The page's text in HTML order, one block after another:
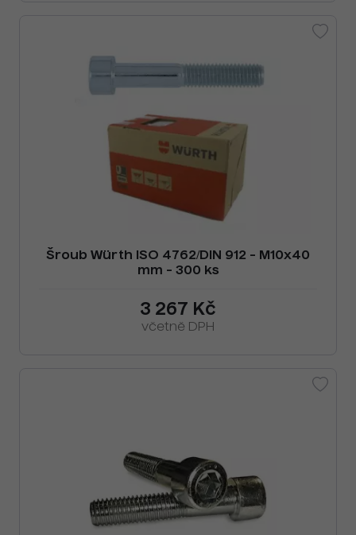
Šroub Würth ISO 4762/DIN 912 - M10x40
mm - 300 ks
3 267 Kč
včetně DPH